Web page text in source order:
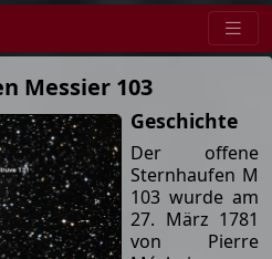
Messier 103
Geschichte
Der offene
Sternhaufen M
103 wurde am
27. März 1781
von Pierre